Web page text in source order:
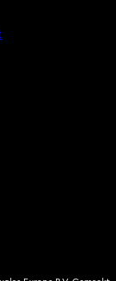
Display text from
Display text
Display text